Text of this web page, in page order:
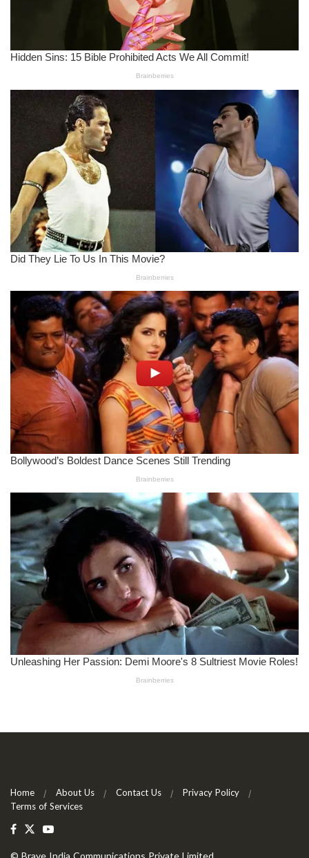
Home About Us Contact Us
Privacy Policy
Terms of Services